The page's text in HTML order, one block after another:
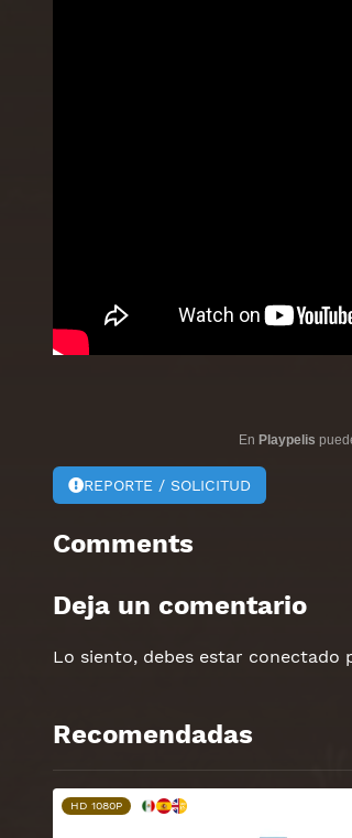
En Playpelis
REPORTE / SOLICITUD
Comments
Deja un comentario
Lo siento, debes estar conectado
Recomendadas
HD 1080P